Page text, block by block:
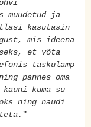
muudetud ja
kasutasin
mis ideena
et võta
taskulamp
pannes oma
kuma su
ning naudi
"